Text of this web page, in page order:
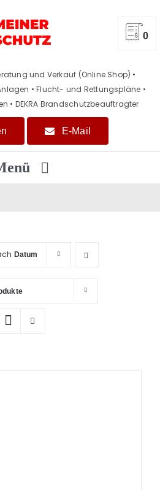
und Verkauf (Online Shop) •
• Flucht- und Rettungspläne •
• DEKRA Brandschutzbeauftragter
E-Mail
0
Datum